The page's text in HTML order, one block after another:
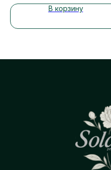
В корзину